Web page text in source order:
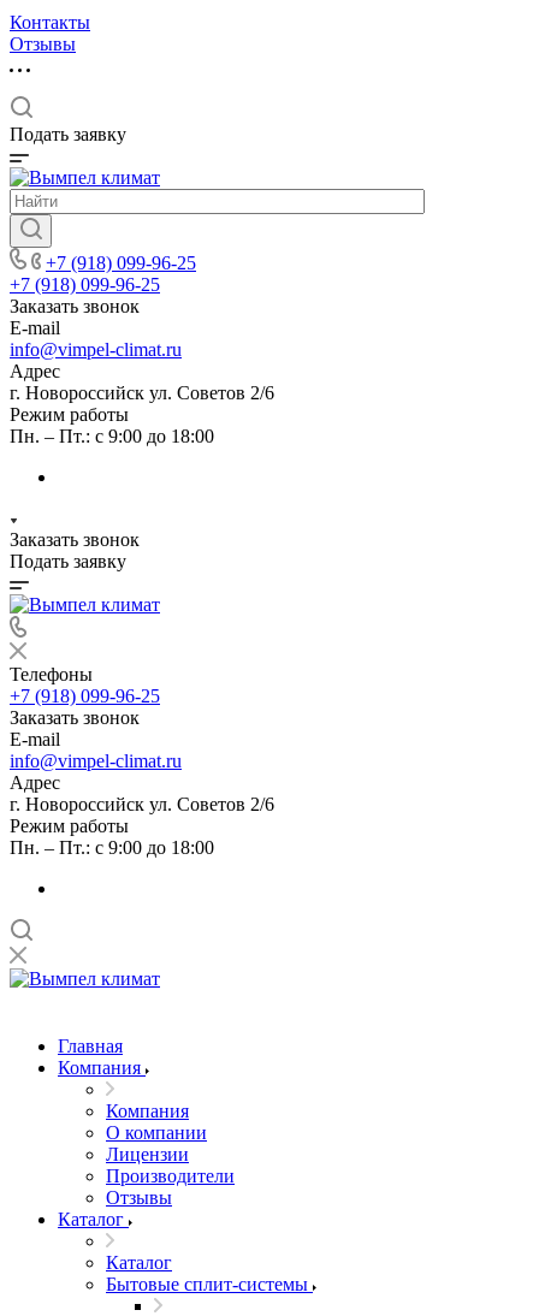
Контакты
Отзывы
Подать заявку
+7 (918) 099-96-25
+7 (918) 099-96-25
Заказать звонок
E-mail
info@vimpel-climat.ru
Адрес
г. Новороссийск ул. Советов 2/6
Режим работы
Пн. – Пт.: с 9:00 до 18:00
Заказать звонок
Подать заявку
Телефоны
+7 (918) 099-96-25
Заказать звонок
E-mail
info@vimpel-climat.ru
Адрес
г. Новороссийск ул. Советов 2/6
Режим работы
Пн. – Пт.: с 9:00 до 18:00
Главная
Компания
Компания
О компании
Лицензии
Производители
Отзывы
Каталог
Каталог
Бытовые сплит-системы